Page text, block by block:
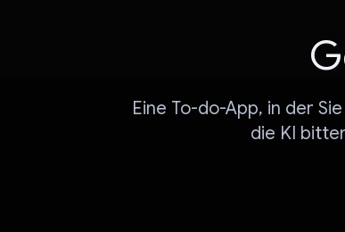
Eine To-do-App, in der
die KI